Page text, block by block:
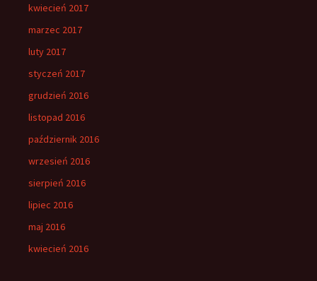
kwiecień 2017
marzec 2017
luty 2017
styczeń 2017
grudzień 2016
listopad 2016
październik 2016
wrzesień 2016
sierpień 2016
lipiec 2016
maj 2016
kwiecień 2016